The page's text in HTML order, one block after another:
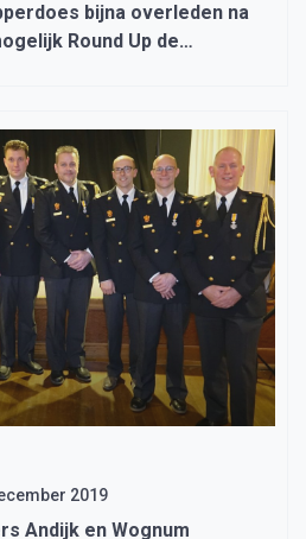
bijna overleden na
Round Up de
2019
Andijk en Wognum